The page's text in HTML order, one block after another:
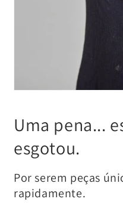
Uma pena...
esgotou.
Por serem peças
rapidamente.